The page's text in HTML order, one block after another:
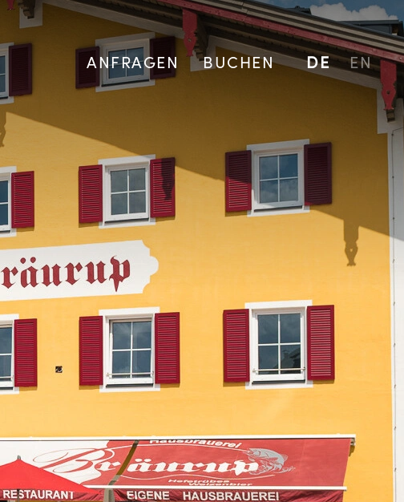
ANFRAGEN BUCHEN DE EN